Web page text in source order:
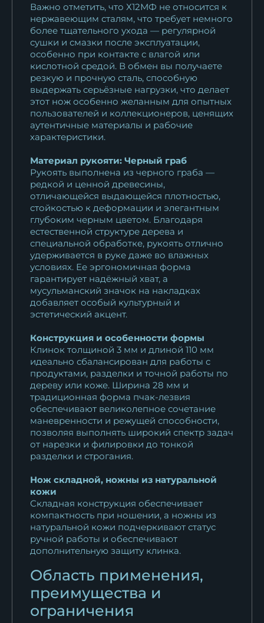
Важно отметить, что Х12МФ не относится к
нержавеющим сталям, что требует немного
более тщательного ухода — регулярной
сушки и смазки после эксплуатации,
особенно при контакте с влагой или
кислотной средой. В обмен вы получаете
резкую и прочную сталь, способную
выдержать серьёзные нагрузки, что делает
этот нож особенно желанным для опытных
пользователей и коллекционеров, ценящих
аутентичные материалы и рабочие
характеристики.
Материал рукояти: Черный граб
Рукоять выполнена из черного граба —
редкой и ценной древесины,
отличающейся выдающейся плотностью,
стойкостью к деформации и элегантным
глубоким черным цветом. Благодаря
естественной структуре дерева и
специальной обработке, рукоять отлично
удерживается в руке даже во влажных
условиях. Ее эргономичная форма
гарантирует надёжный хват, а
мусульманский значок на накладках
добавляет особый культурный и
эстетический акцент.
Конструкция и особенности формы
Клинок толщиной 3 мм и длиной 110 мм
идеально сбалансирован для работы с
продуктами, разделки и точной работы по
дереву или коже. Ширина 28 мм и
традиционная форма пчак-лезвия
обеспечивают великолепное сочетание
маневренности и режущей способности,
позволяя выполнять широкий спектр задач
от нарезки и филировки до тонкой
разделки и строгания.
Нож складной, ножны из натуральной
кожи
Складная конструкция обеспечивает
компактность при ношении, а ножны из
натуральной кожи подчеркивают статус
ручной работы и обеспечивают
дополнительную защиту клинка.
Область применения,
преимущества и
ограничения